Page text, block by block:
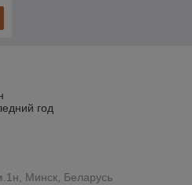
год
Минск, Беларусь